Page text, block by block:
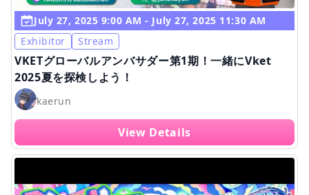
July 27, 2025 9:00 AM - July 27, 2025 11:30 AM
Exhibitor
Stream
VKETグローバルアンバサダー第1期！一緒にVket
2025夏を探検しよう！
kaerun
View Details